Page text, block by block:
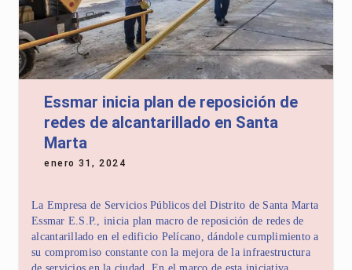
Essmar inicia plan de reposición de
redes de alcantarillado en Santa
Marta
enero 31, 2024
La Empresa de Servicios Públicos del Distrito de Santa Marta
Essmar E.S.P., inicia plan macro de reposición de redes de
alcantarillado en el edificio Pelícano, dándole cumplimiento a
su compromiso constante con la mejora de la infraestructura